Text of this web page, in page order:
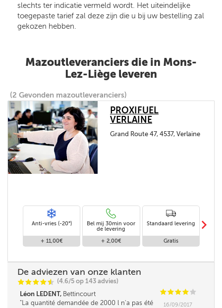
slechts ter indicatie vermeld wordt. Het uiteindelijke
toegepaste tarief zal deze zijn die u bij uw bestelling zal
gekozen hebben.
Mazoutleveranciers die in Mons-
Lez-Liège leveren
(2 Gevonden mazoutleveranciers)
PROXIFUEL
VERLAINE
Grand Route 47, 4537, Verlaine
Anti-vries (-20°)
+ 11,00€
Bel mij 30min voor
de levering
+ 2,00€
Standaard levering
Gratis
m
De adviezen van onze klanten
CCCCi
@ (4.6/5 op 143 advies)
Léon LEDENT, Bettincourt CCCC C
La quantité demandée de 2000 l n'a pas été
16/09/2017